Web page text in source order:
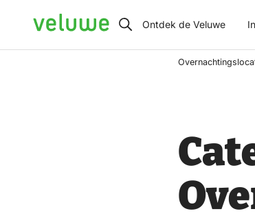
Veluwe Ontdek de Veluwe